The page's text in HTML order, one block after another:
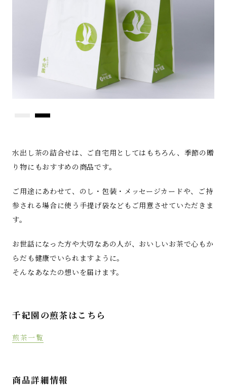
水出し茶の詰合せは、ご自宅用としてはもちろん、季節の贈
り物にもおすすめの商品です。
ご用途にあわせて、のし・包装・メッセージカードや、ご持
参される場合に使う手提げ袋などもご用意させていただきま
す。
お世話になった方や大切なあの人が、おいしいお茶で心もか
らだも健康でいられますように。
そんなあなたの想いを届けます。
千紀園の煎茶はこちら
煎茶一覧
商品詳細情報